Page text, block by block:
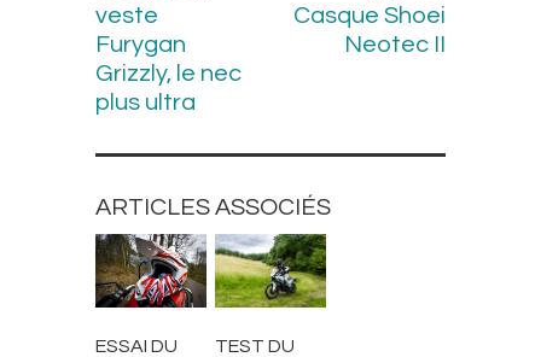
veste
Furygan
Grizzly, le nec
plus ultra
Casque Shoei
Neotec II
ARTICLES ASSOCIÉS
EQUIPEMENT
CROSS
ESSAI DU
EQUIPEMENT
CROSS
TEST DU